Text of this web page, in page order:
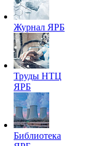
Журнал ЯРБ
Труды НТЦ
ЯРБ
Библиотека